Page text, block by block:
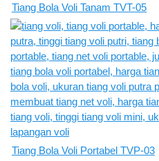
Tiang Bola Voli Tanam TVT-05
Tiang Bola Voli Portabel TVP-03